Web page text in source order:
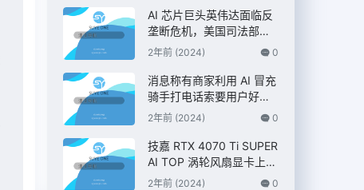
AI 芯片巨头英伟达面临反
垄断危机，美国司法部双
管齐下展开调查 – IT之家
2年前 (2024) 0
消息称有商家利用 AI 冒充
骑手打电话索要用户好
评，“平台考核”、“高温补
2年前 (2024) 0
技嘉 RTX 4070 Ti SUPER
AI TOP 涡轮风扇显卡上
市，7399 元
2年前 (2024) 0